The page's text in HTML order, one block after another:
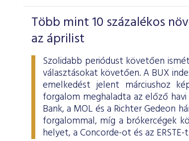
Több mint 10 százalékos
az áprilist
Szolidabb periódust követően
választásokat követően. A BUX
emelkedést jelent márciushoz
forgalom meghaladta az előző
Bank, a MOL és a Richter Gedeon
forgalommal, míg a brókercégek
helyet, a Concorde-ot és az